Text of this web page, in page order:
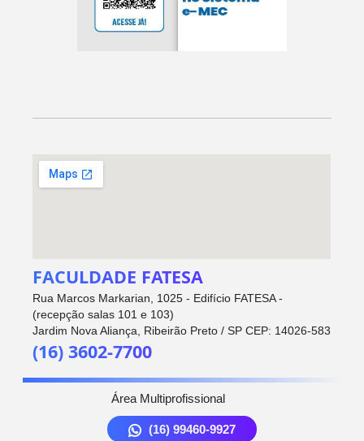
FACULDADE FATESA
Rua Marcos Markarian, 1025 - Edifício FATESA -
(recepção salas 101 e 103)
Jardim Nova Aliança, Ribeirão Preto / SP CEP: 14026-583
(16) 3602-7700
Área Multiprofissional
(16) 99460-9927